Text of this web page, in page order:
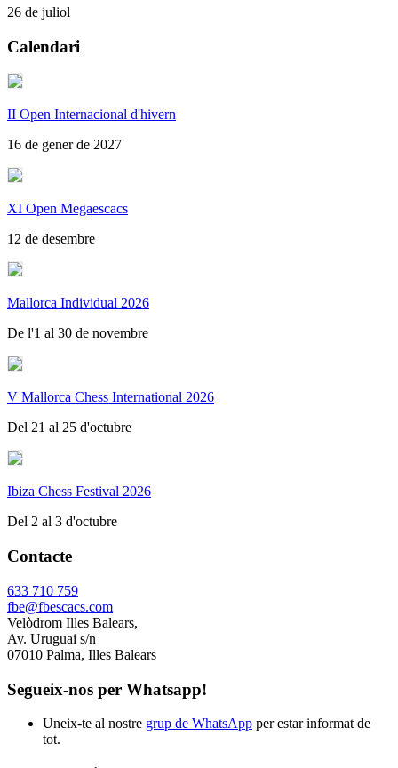
26 de juliol
Calendari
II Open Internacional d'hivern
16 de gener de 2027
XI Open Megaescacs
12 de desembre
Mallorca Individual 2026
De l'1 al 30 de novembre
V Mallorca Chess International 2026
Del 21 al 25 d'octubre
Ibiza Chess Festival 2026
Del 2 al 3 d'octubre
Contacte
633 710 759
fbe@fbescacs.com
Velòdrom Illes Balears,
Av. Uruguai s/n
07010 Palma, Illes Balears
Segueix-nos per Whatsapp!
Uneix-te al nostre grup de WhatsApp per estar informat de
tot.